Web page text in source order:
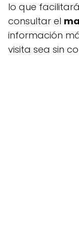
lo que
consultar el
información
visita sea sin